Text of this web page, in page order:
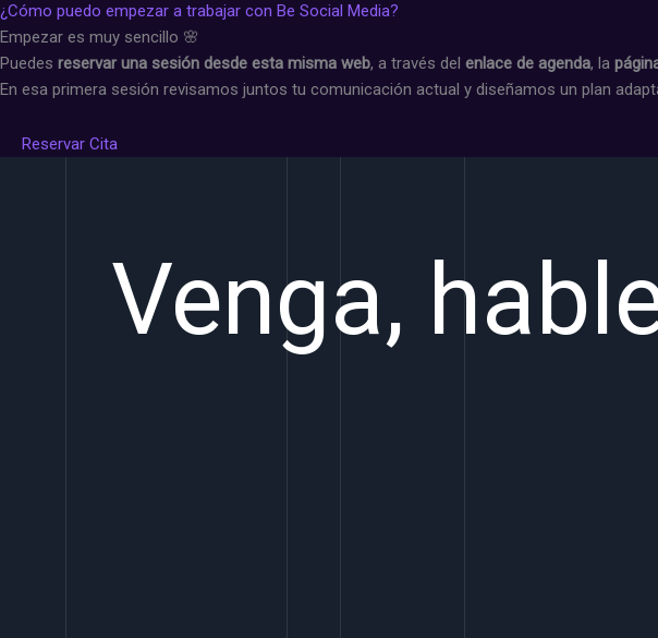
¿Cómo puedo empezar a trabajar con Be Social Media?
Empezar es muy sencillo 🌸
Puedes reservar una sesión desde esta misma web, a través del enlace de agenda, la
En esa primera sesión revisamos juntos tu comunicación actual y diseñamos un plan
Reservar Cita
Venga,